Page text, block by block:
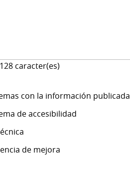
128 caracter(es)
con la información publicada
de accesibilidad
de mejora